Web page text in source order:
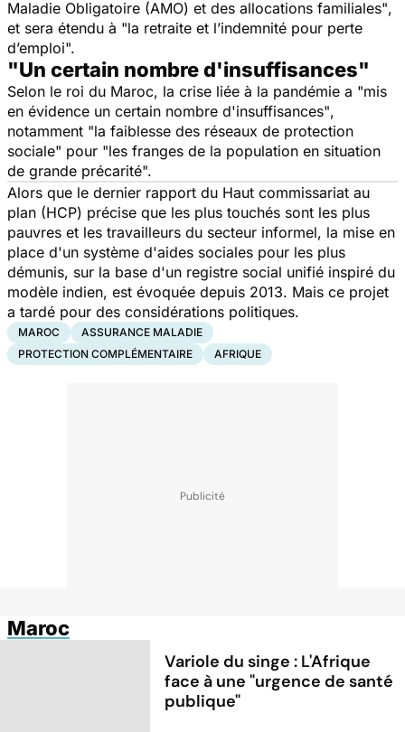
Maladie Obligatoire (AMO) et des allocations familiales",
et sera étendu à "la retraite et l’indemnité pour perte
d’emploi".
"Un certain nombre d'insuffisances"
Selon le roi du Maroc, la crise liée à la pandémie a "mis
en évidence un certain nombre d'insuffisances",
notamment "la faiblesse des réseaux de protection
sociale" pour "les franges de la population en situation
de grande précarité".
Alors que le dernier rapport du Haut commissariat au
plan (HCP) précise que les plus touchés sont les plus
pauvres et les travailleurs du secteur informel, la mise en
place d'un système d'aides sociales pour les plus
démunis, sur la base d'un registre social unifié inspiré du
modèle indien, est évoquée depuis 2013. Mais ce projet
a tardé pour des considérations politiques.
MAROC
ASSURANCE MALADIE
PROTECTION COMPLÉMENTAIRE
AFRIQUE
Maroc
Variole du singe : L'Afrique
face à une "urgence de santé
publique"